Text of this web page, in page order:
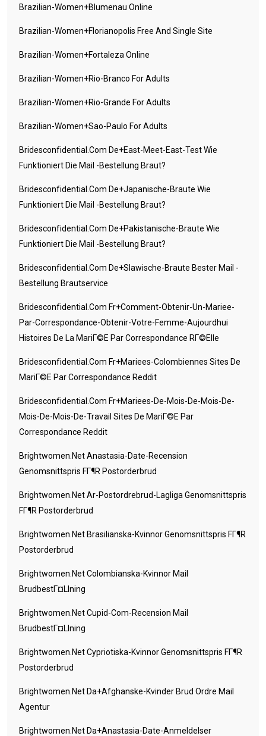
Brazilian-Women+blumenau Online
Brazilian-Women+florianopolis Free And Single Site
Brazilian-Women+fortaleza Online
Brazilian-Women+rio-Branco For Adults
Brazilian-Women+rio-Grande For Adults
Brazilian-Women+sao-Paulo For Adults
Bridesconfidential.com De+east-Meet-East-Test Wie
Funktioniert Die Mail -Bestellung Braut?
Bridesconfidential.com De+japanische-Braute Wie
Funktioniert Die Mail -Bestellung Braut?
Bridesconfidential.com De+pakistanische-Braute Wie
Funktioniert Die Mail -Bestellung Braut?
Bridesconfidential.com De+slawische-Braute Bester Mail -
Bestellung Brautservice
Bridesconfidential.com Fr+comment-Obtenir-Un-Mariee-
Par-Correspondance-Obtenir-Votre-Femme-Aujourdhui
Histoires De La MariГ©e Par Correspondance RГ©elle
Bridesconfidential.com Fr+mariees-Colombiennes Sites De
MariГ©e Par Correspondance Reddit
Bridesconfidential.com Fr+mariees-De-Mois-De-Mois-De-
Mois-De-Mois-De-Travail Sites De MariГ©e Par
Correspondance Reddit
Brightwomen.net Anastasia-Date-Recension
Genomsnittspris FГ¶r Postorderbrud
Brightwomen.net Ar-Postordrebrud-Lagliga Genomsnittspris
FГ¶r Postorderbrud
Brightwomen.net Brasilianska-Kvinnor Genomsnittspris FГ¶r
Postorderbrud
Brightwomen.net Colombianska-Kvinnor Mail
BrudbestГ¤llning
Brightwomen.net Cupid-Com-Recension Mail
BrudbestГ¤llning
Brightwomen.net Cypriotiska-Kvinnor Genomsnittspris FГ¶r
Postorderbrud
Brightwomen.net Da+afghanske-Kvinder Brud Ordre Mail
Agentur
Brightwomen.net Da+anastasia-Date-Anmeldelser